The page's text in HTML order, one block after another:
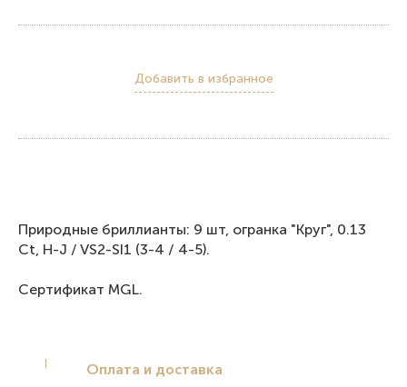
Добавить в избранное
Природные бриллианты: 9 шт, огранка "Круг", 0.13
Ct, H-J / VS2-SI1 (3-4 / 4-5).
Сертификат MGL.
Оплата и доставка